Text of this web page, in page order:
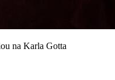
na Karla Gotta